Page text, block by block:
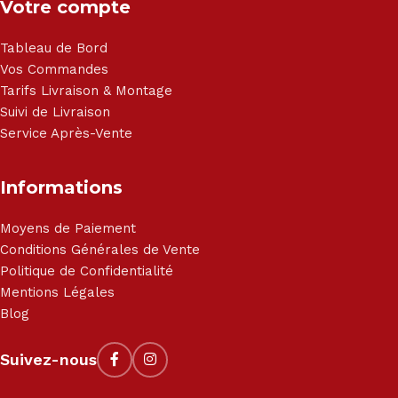
Votre compte
Tableau de Bord
Vos Commandes
Tarifs Livraison & Montage
Suivi de Livraison
Service Après-Vente
Informations
Moyens de Paiement
Conditions Générales de Vente
Politique de Confidentialité
Mentions Légales
Blog
Suivez-nous